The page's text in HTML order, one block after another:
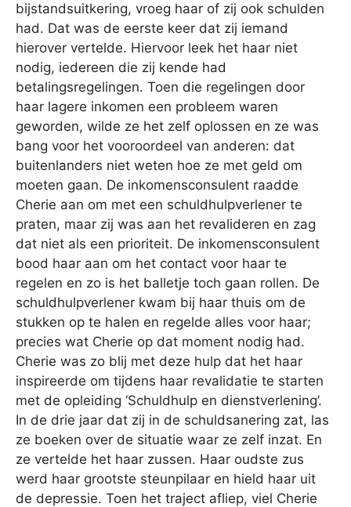
bijstandsuitkering, vroeg haar of zij ook schulden
had. Dat was de eerste keer dat zij iemand
hierover vertelde. Hiervoor leek het haar niet
nodig, iedereen die zij kende had
betalingsregelingen. Toen die regelingen door
haar lagere inkomen een probleem waren
geworden, wilde ze het zelf oplossen en ze was
bang voor het vooroordeel van anderen: dat
buitenlanders niet weten hoe ze met geld om
moeten gaan. De inkomensconsulent raadde
Cherie aan om met een schuldhulpverlener te
praten, maar zij was aan het revalideren en zag
dat niet als een prioriteit. De inkomensconsulent
bood haar aan om het contact voor haar te
regelen en zo is het balletje toch gaan rollen. De
schuldhulpverlener kwam bij haar thuis om de
stukken op te halen en regelde alles voor haar;
precies wat Cherie op dat moment nodig had.
Cherie was zo blij met deze hulp dat het haar
inspireerde om tijdens haar revalidatie te starten
met de opleiding ‘Schuldhulp en dienstverlening’.
In de drie jaar dat zij in de schuldsanering zat, las
ze boeken over de situatie waar ze zelf inzat. En
ze vertelde het haar zussen. Haar oudste zus
werd haar grootste steunpilaar en hield haar uit
de depressie. Toen het traject afliep, viel Cherie